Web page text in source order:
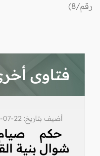
رقم/8)
فتاوى
أضيف بتاريخ: 22-07-2012
حكم
شوال بنية